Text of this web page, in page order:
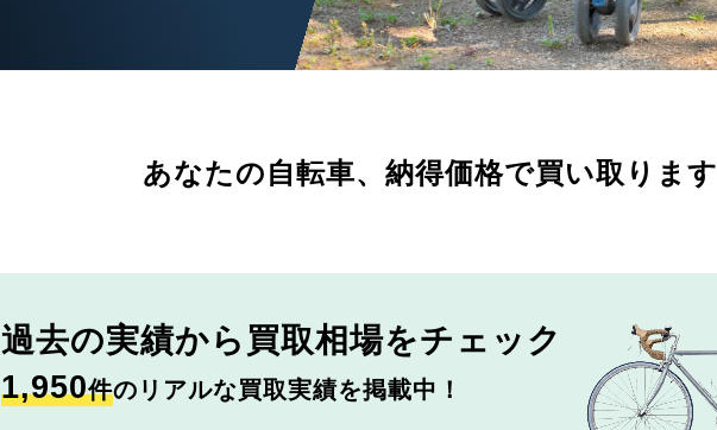
あなたの自転車、 納得価格で買い取ります
過去の実績から 買取相場をチェック
1,950件のリアルな買取実績を掲載中！